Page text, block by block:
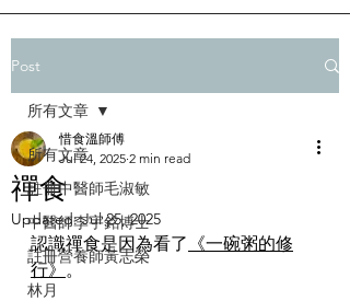
Post
所有文章
註冊中醫師毛淑敏
中醫師李宇銘博士
註冊營養師黃志榮
林月
所有文章
禪食
惜食溫師傅
Jul 24, 2025 2 min read
Updated:Jul 25, 2025
認識禪食是因為看了 《一碗粥的修
行》。